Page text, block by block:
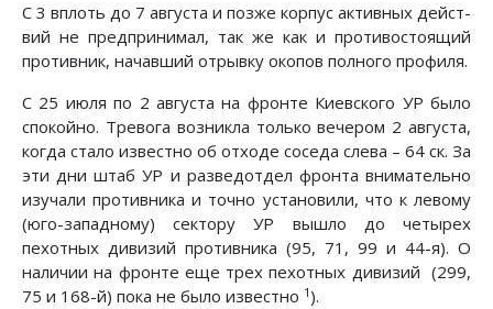
С 3 вплоть до 7 августа и позже корпус активных дейст­
вий не предпринимал, так же как и противостоящий
против­ник, начавший отрывку окопов полного профиля.
С 25 июля по 2 августа на фронте Киевского УР было
спокойно. Тревога возникла только вечером 2 августа,
когда стало известно об отходе соседа слева – 64 ск. За
эти дни штаб УР и разведотдел фронта внимательно
изучали против­ника и точно установили, что к левому
(юго-западному) сек­тору УР вышло до четырех
пехотных дивизий противника (95, 71, 99 и 44-я). О
наличии на фронте еще трех пехотных дивизий (299,
75 и 168-й) пока не было известно 1).